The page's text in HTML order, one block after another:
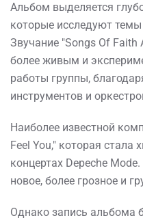
Альбом выделяется
которые исследуют
Звучание "Songs Of Faith
более живым и
работы группы,
инструментов и
Наиболее известной
Feel You," которая стала
концертах Depeche
новое, более грозное и
Однако запись альбома